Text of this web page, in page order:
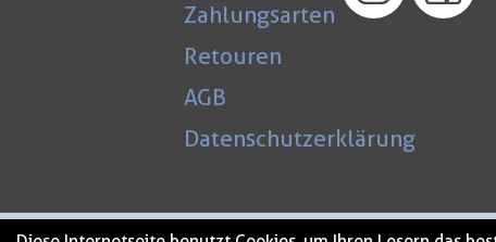
Zahlungsarten
Retouren
AGB
Datenschutzerklärung